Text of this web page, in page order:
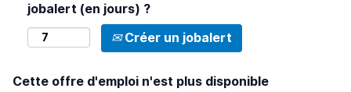
jobalert (en jours) ?
Créer un jobalert
Cette offre d'emploi n'est plus disponible